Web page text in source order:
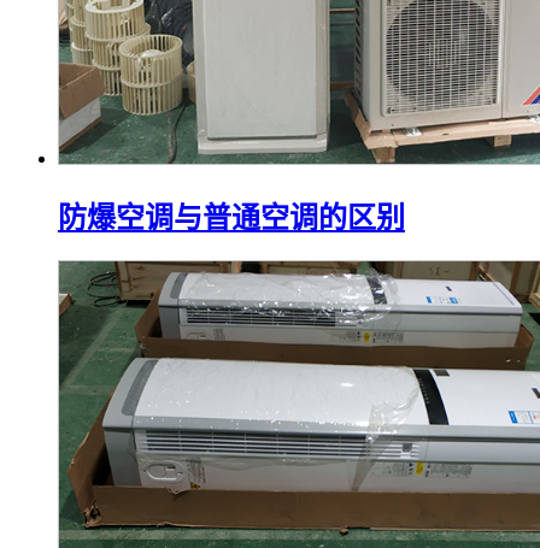
防爆空调与普通空调的区别